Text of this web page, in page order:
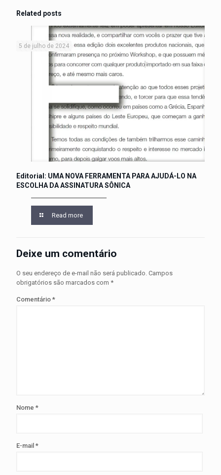
Related posts
5 de julho de 2024
Editorial: UMA NOVA FERRAMENTA PARA AJUDÁ-LO NA
ESCOLHA DA ASSINATURA SÔNICA
Read more
Deixe um comentário
O seu endereço de e-mail não será publicado. Campos
obrigatórios são marcados com *
Comentário *
Nome *
E-mail *